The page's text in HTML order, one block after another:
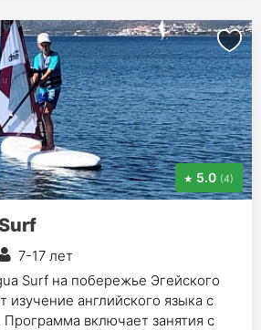
5.0 (4)
7-17 лет
Surf на побережье Эгейского
изучение английского языка с
включает занятия с